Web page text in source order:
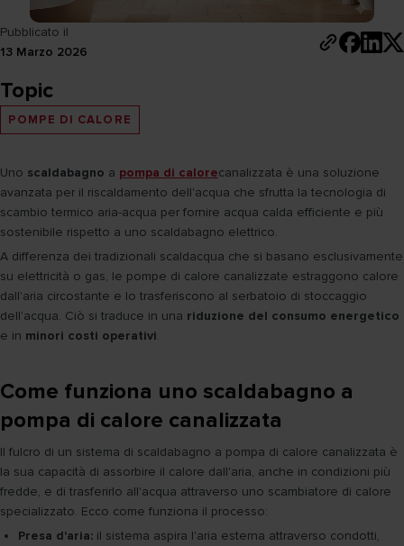
Pubblicato il
13 Marzo 2026
Topic
POMPE DI CALORE
Uno scaldabagno a pompa di calorecanalizzata è una soluzione
avanzata per il riscaldamento dell'acqua che sfrutta la tecnologia di
scambio termico aria-acqua per fornire acqua calda efficiente e più
sostenibile rispetto a uno scaldabagno elettrico.
A differenza dei tradizionali scaldacqua che si basano esclusivamente
su elettricità o gas, le pompe di calore canalizzate estraggono calore
dall'aria circostante e lo trasferiscono al serbatoio di stoccaggio
dell'acqua. Ciò si traduce in una riduzione del consumo energetico
e in minori costi operativi.
Come funziona uno scaldabagno a
pompa di calore canalizzata
Il fulcro di un sistema di scaldabagno a pompa di calore canalizzata è
la sua capacità di assorbire il calore dall'aria, anche in condizioni più
fredde, e di trasferirlo all'acqua attraverso uno scambiatore di calore
specializzato. Ecco come funziona il processo:
Presa d'aria: il sistema aspira l'aria esterna attraverso condotti,